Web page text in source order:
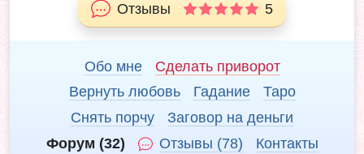
Отзывы 5
Обо мне
Сделать приворот
Вернуть любовь
Гадание
Таро
Снять порчу
Заговор на деньги
Форум (32)
Отзывы (78) Контакты